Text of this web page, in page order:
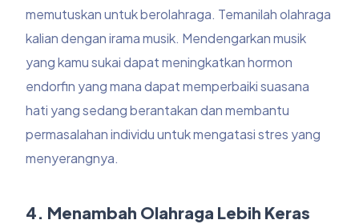
memutuskan untuk berolahraga. Temanilah olahraga
kalian dengan irama musik. Mendengarkan musik
yang kamu sukai dapat meningkatkan hormon
endorfin yang mana dapat memperbaiki suasana
hati yang sedang berantakan dan membantu
permasalahan individu untuk mengatasi stres yang
menyerangnya.
4. Menambah Olahraga Lebih Keras